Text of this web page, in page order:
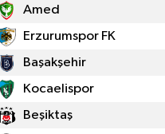
Amed
Erzurumspor FK
Başakşehir
Kocaelispor
Beşiktaş